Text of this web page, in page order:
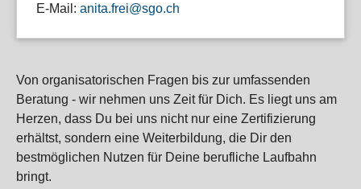
E-Mail: anita.frei@sgo.ch
Von organisatorischen Fragen bis zur umfassenden
Beratung - wir nehmen uns Zeit für Dich. Es liegt uns am
Herzen, dass Du bei uns nicht nur eine Zertifizierung
erhältst, sondern eine Weiterbildung, die Dir den
bestmöglichen Nutzen für Deine berufliche Laufbahn
bringt.